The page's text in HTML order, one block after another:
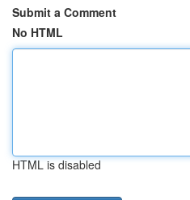
Submit a Comment
No HTML
HTML is disabled